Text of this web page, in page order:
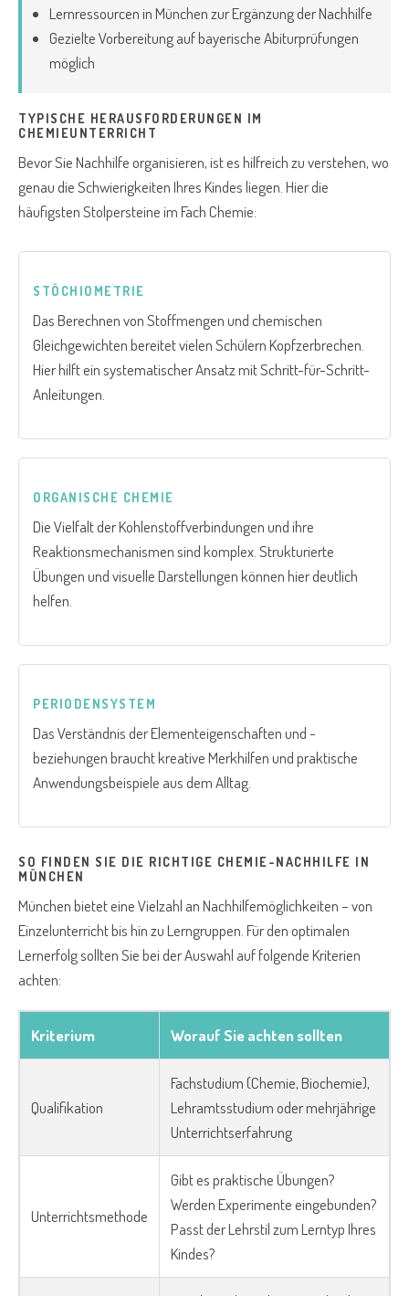
Lernressourcen in München zur Ergänzung der Nachhilfe
Gezielte Vorbereitung auf bayerische Abiturprüfungen
möglich
TYPISCHE HERAUSFORDERUNGEN IM
CHEMIEUNTERRICHT
Bevor Sie Nachhilfe organisieren, ist es hilfreich zu verstehen, wo
genau die Schwierigkeiten Ihres Kindes liegen. Hier die
häufigsten Stolpersteine im Fach Chemie:
STÖCHIOMETRIE
Das Berechnen von Stoffmengen und chemischen
Gleichgewichten bereitet vielen Schülern Kopfzerbrechen.
Hier hilft ein systematischer Ansatz mit Schritt-für-Schritt-
Anleitungen.
ORGANISCHE CHEMIE
Die Vielfalt der Kohlenstoffverbindungen und ihre
Reaktionsmechanismen sind komplex. Strukturierte
Übungen und visuelle Darstellungen können hier deutlich
helfen.
PERIODENSYSTEM
Das Verständnis der Elementeigenschaften und -
beziehungen braucht kreative Merkhilfen und praktische
Anwendungsbeispiele aus dem Alltag.
SO FINDEN SIE DIE RICHTIGE CHEMIE-NACHHILFE IN
MÜNCHEN
München bietet eine Vielzahl an Nachhilfemöglichkeiten – von
Einzelunterricht bis hin zu Lerngruppen. Für den optimalen
Lernerfolg sollten Sie bei der Auswahl auf folgende Kriterien
achten:
Kriterium Worauf Sie achten sollten
Qualifikation
Fachstudium (Chemie, Biochemie),
Lehramtsstudium oder mehrjährige
Unterrichtserfahrung
Unterrichtsmethode
Gibt es praktische Übungen?
Werden Experimente eingebunden?
Passt der Lehrstil zum Lerntyp Ihres
Kindes?